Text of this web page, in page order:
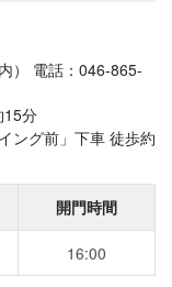
） 電話：046-865-
15分
ング前」下車 徒歩約
開門時間
16:00